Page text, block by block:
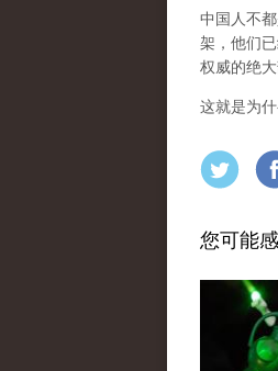
中国人不
架，他们
权威的绝
这就是为
您可能